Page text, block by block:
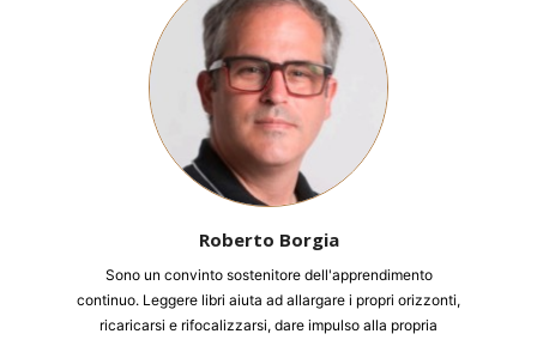
Roberto Borgia
Sono un convinto sostenitore dell'apprendimento
continuo. Leggere libri aiuta ad allargare i propri orizzonti,
ricaricarsi e rifocalizzarsi, dare impulso alla propria